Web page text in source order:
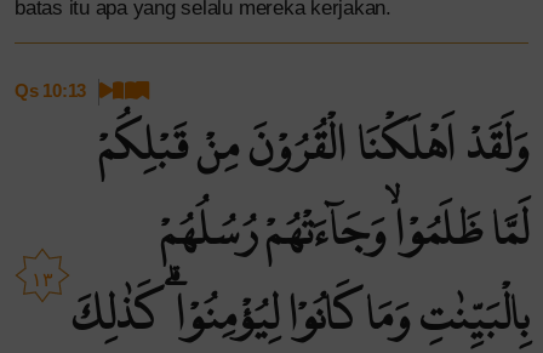
batas itu apa yang selalu mereka kerjakan.
Qs 10:13
١٣
وَلَقَدْ اَهْلَكْنَا الْقُرُوْنَ مِنْ قَبْلِكُمْ
لَمَّا ظَلَمُوْاۙ وَجَاۤءَتْهُمْ رُسُلُهُمْ
بِالْبَيِّنٰتِ وَمَا كَانُوْا لِيُؤْمِنُوْا ۗ كَذٰلِكَ